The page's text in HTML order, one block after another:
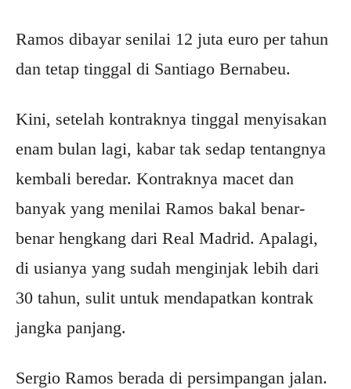
Ramos dibayar senilai 12 juta euro per tahun
dan tetap tinggal di Santiago Bernabeu.
Kini, setelah kontraknya tinggal menyisakan
enam bulan lagi, kabar tak sedap tentangnya
kembali beredar. Kontraknya macet dan
banyak yang menilai Ramos bakal benar-
benar hengkang dari Real Madrid. Apalagi,
di usianya yang sudah menginjak lebih dari
30 tahun, sulit untuk mendapatkan kontrak
jangka panjang.
Sergio Ramos berada di persimpangan jalan.